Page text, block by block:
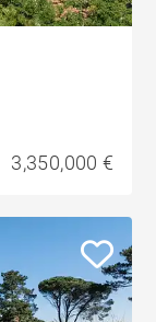
3,350,000 €